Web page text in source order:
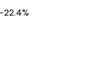
-22.4%